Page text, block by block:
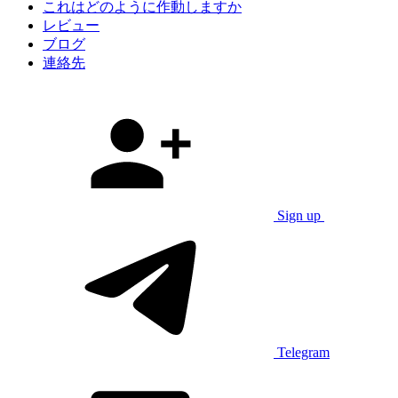
これはどのように作動しますか
レビュー
ブログ
連絡先
Sign up
Telegram